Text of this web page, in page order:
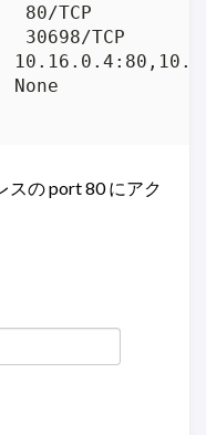
スの port 80 にアク